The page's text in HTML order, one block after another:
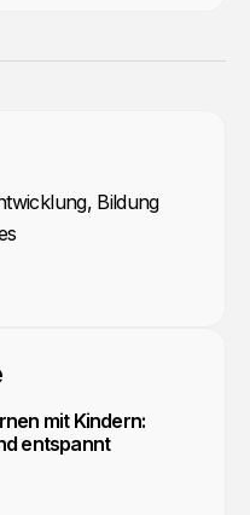
Bildung
mit Kindern:
entspannt